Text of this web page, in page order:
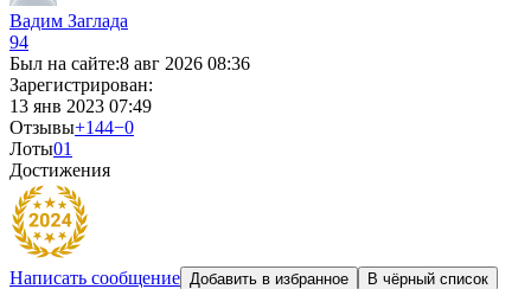
Вадим Заглада
94
Был на сайте:8 авг 2026 08:36
Зарегистрирован:
13 янв 2023 07:49
Отзывы+144−0
Лоты01
Достижения
Написать сообщение Добавить в избранное
В чёрный список